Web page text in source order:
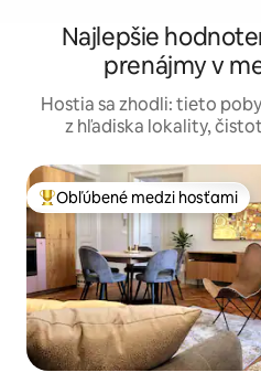
Najlepšie
prenájmy v
Hostia sa zhodli: tieto
z hľadiska lokality,
Najobľúbenejšie medzi
Obľúbené medzi hosťami